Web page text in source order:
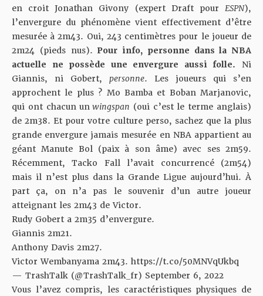
en croit Jonathan Givony (expert Draft pour ESPN),
l’envergure du phénomène vient effectivement d’être
mesurée à 2m43. Oui, 243 centimètres pour le joueur de
2m24 (pieds nus). Pour info, personne dans la NBA
actuelle ne possède une envergure aussi folle. Ni
Giannis, ni Gobert, personne. Les joueurs qui s’en
approchent le plus ? Mo Bamba et Boban Marjanovic,
qui ont chacun un wingspan (oui c’est le terme anglais)
de 2m38. Et pour votre culture perso, sachez que la plus
grande envergure jamais mesurée en NBA appartient au
géant Manute Bol (paix à son âme) avec ses 2m59.
Récemment, Tacko Fall l’avait concurrencé (2m54)
mais il n’est plus dans la Grande Ligue aujourd’hui. À
part ça, on n’a pas le souvenir d’un autre joueur
atteignant les 2m43 de Victor.
Rudy Gobert a 2m35 d’envergure.
Giannis 2m21.
Anthony Davis 2m27.
Victor Wembanyama 2m43. https://t.co/50MNVqUkbq
— TrashTalk (@TrashTalk_fr) September 6, 2022
Vous l’avez compris, les caractéristiques physiques de